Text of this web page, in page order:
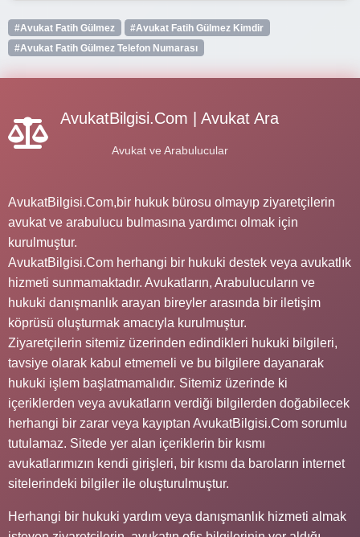
#Avukat Fatih Gülmez
#Avukat Fatih Gülmez Kimdir
#Avukat Fatih Gülmez Telefon Numarası
AvukatBilgisi.Com | Avukat Ara
Avukat ve Arabulucular
AvukatBilgisi.Com,bir hukuk bürosu olmayıp ziyaretçilerin
avukat ve arabulucu bulmasına yardımcı olmak için
kurulmuştur.
AvukatBilgisi.Com herhangi bir hukuki destek veya avukatlık
hizmeti sunmamaktadır. Avukatların, Arabulucuların ve
hukuki danışmanlık arayan bireyler arasında bir iletişim
köprüsü oluşturmak amacıyla kurulmuştur.
Ziyaretçilerin sitemiz üzerinden edindikleri hukuki bilgileri,
tavsiye olarak kabul etmemeli ve bu bilgilere dayanarak
hukuki işlem başlatmamalıdır. Sitemiz üzerinde ki
içeriklerden veya avukatların verdiği bilgilerden doğabilecek
herhangi bir zarar veya kayıptan AvukatBilgisi.Com sorumlu
tutulamaz. Sitede yer alan içeriklerin bir kısmı
avukatlarımızın kendi girişleri, bir kısmı da baroların internet
sitelerindeki bilgiler ile oluşturulmuştur.
Herhangi bir hukuki yardım veya danışmanlık hizmeti almak